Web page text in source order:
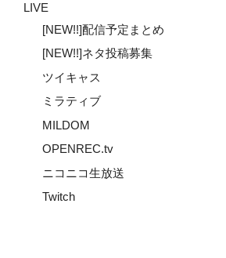
LIVE
[NEW!!]配信予定まとめ
[NEW!!]ネタ投稿募集
ツイキャス
ミラティブ
MILDOM
OPENREC.tv
ニコニコ生放送
Twitch